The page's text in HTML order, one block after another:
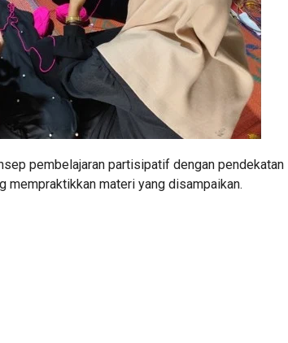
pembelajaran partisipatif dengan pendekatan
mempraktikkan materi yang disampaikan.